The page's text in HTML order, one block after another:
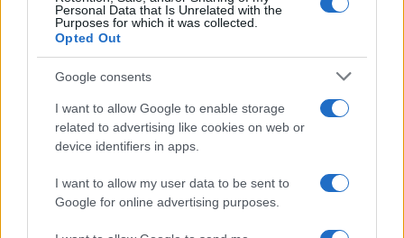
Personal Data that Is Unrelated with the
Purposes for which it was collected.
Opted Out
Google consents
I want to allow Google to enable storage
related to advertising like cookies on web or
device identifiers in apps.
I want to allow my user data to be sent to
Google for online advertising purposes.
quando il mercato scende, per essere chiari,
quando le cose vanno male e consolidare i
risultati quando i mercati salgono. Ma tutti fanno
il contrario: comprano quando le cose vanno
bene, sui massimi e vendono sui minimi perché
terrorizzati dalla possibilità di poter perdere tutto
A questo punto si apre la questione sul cosa